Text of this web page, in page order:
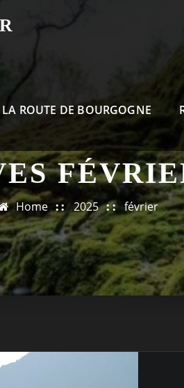
LA ROUTE DE BOURGOGNE
Home 2025 février